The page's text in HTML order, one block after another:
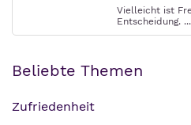
Vielleicht ist
Entscheidung. ...
Beliebte Themen
Zufriedenheit